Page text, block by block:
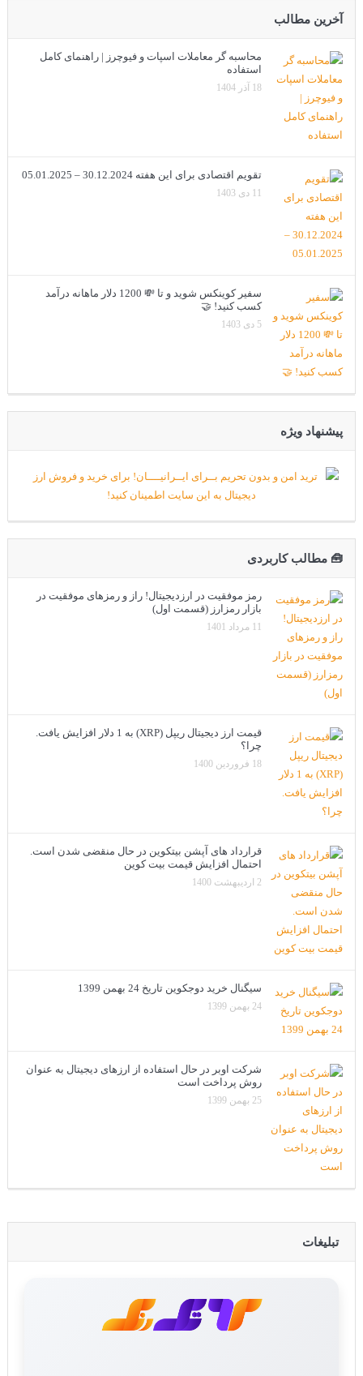
آخرین مطالب
محاسبه گر معاملات اسپات و فیوچرز | راهنمای کامل
استفاده
18 آذر 1404
تقویم اقتصادی برای این هفته 30.12.2024 – 05.01.2025
11 دی 1403
سفیر کوینکس شوید و تا 💸 1200 دلار ماهانه درآمد
کسب کنید! 🤝
5 دی 1403
پیشنهاد ویژه
🧰 مطالب کاربردی
رمز موفقیت در ارزدیجیتال! راز و رمزهای موفقیت در
بازار رمزارز (قسمت اول)
11 مرداد 1401
قیمت ارز دیجیتال ریپل (XRP) به 1 دلار افزایش یافت.
چرا؟
18 فروردین 1400
قرارداد های آپشن بیتکوین در حال منقضی شدن است.
احتمال افزایش قیمت بیت کوین
2 اردیبهشت 1400
سیگنال خرید دوجکوین تاریخ 24 بهمن 1399
24 بهمن 1399
شرکت اوبر در حال استفاده از ارزهای دیجیتال به عنوان
روش پرداخت است
25 بهمن 1399
تبلیغات